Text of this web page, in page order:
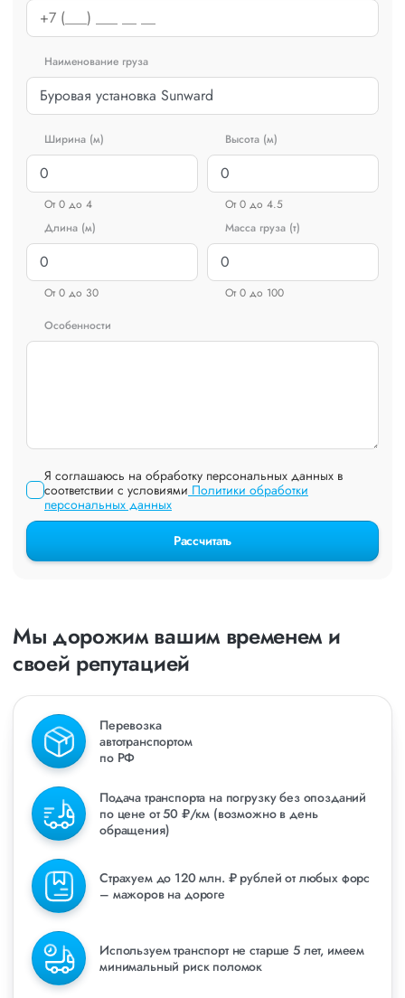
Наименование груза
Ширина (м)
От 0 до 4
Высота (м)
От 0 до 4.5
Длина (м)
От 0 до 30
Масса груза (т)
От 0 до 100
Особенности
Я соглашаюсь на обработку персональных данных в
соответствии с условиями Политики обработки
персональных данных
Рассчитать
Мы дорожим вашим временем и
своей репутацией
Перевозка
автотранспортом
по РФ
Подача транспорта на погрузку без опозданий
по цене от 50 ₽/км (возможно в день
обращения)
Страхуем до 120 млн. ₽ рублей от любых форс
– мажоров на дороге
Используем транспорт не старше 5 лет, имеем
минимальный риск поломок